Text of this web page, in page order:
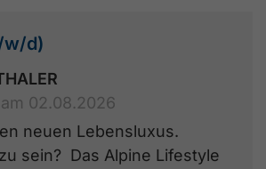
w/d)
02.08.2026
neuen Lebensluxus.
sein? Das Alpine Lifestyle